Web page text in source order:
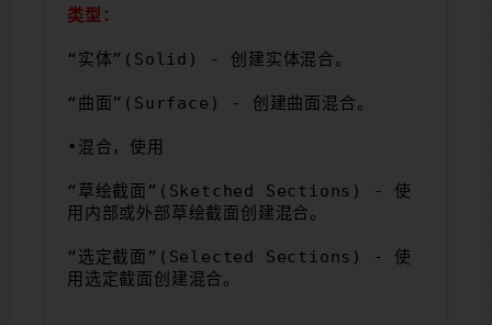
类型：
“实体”(Solid) - 创建实体混合。
“曲面”(Surface) - 创建曲面混合。
•混合，使用
“草绘截面”(Sketched Sections) - 使
用内部或外部草绘截面创建混合。
“选定截面”(Selected Sections) - 使
用选定截面创建混合。